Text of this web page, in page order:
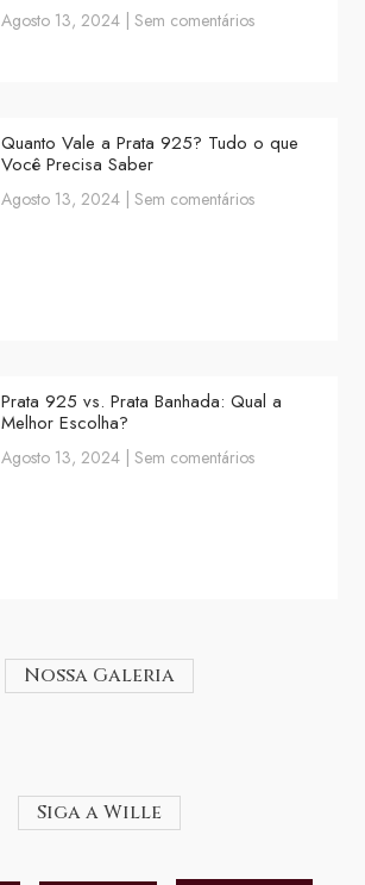
Agosto 13, 2024 Sem comentários
Quanto Vale a Prata 925? Tudo o que
Você Precisa Saber
Agosto 13, 2024 Sem comentários
Prata 925 vs. Prata Banhada: Qual a
Melhor Escolha?
Agosto 13, 2024 Sem comentários
Nossa Galeria
Siga a Wille